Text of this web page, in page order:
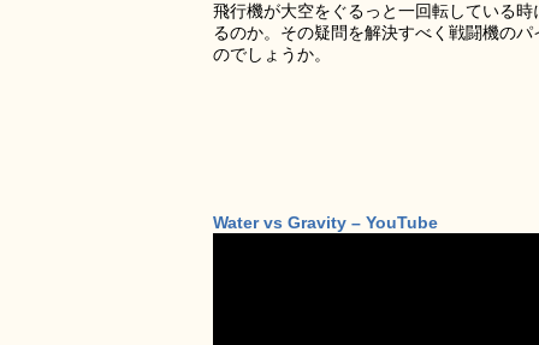
飛行機が大空をぐるっと一回転している
るのか。その疑問を解決すべく戦闘機の
のでしょうか。
Water vs Gravity – YouTube